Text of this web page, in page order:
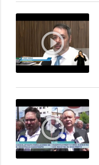
play_circle_outline
play_circle_outline